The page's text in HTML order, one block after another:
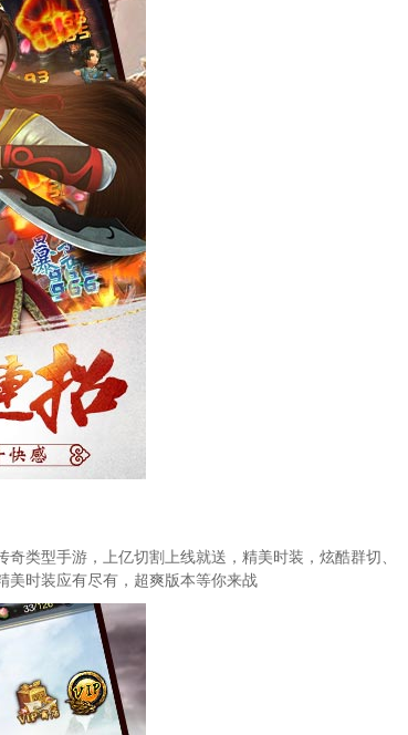
类型手游，上亿切割上线就送，精美时装，炫酷群切、
美时装应有尽有，超爽版本等你来战